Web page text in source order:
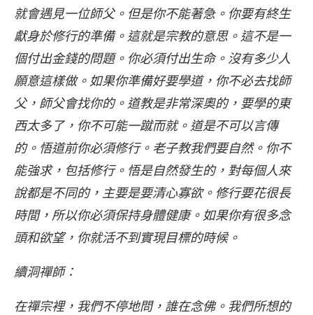
就會遇見一位師父。但是你不能著急。你要有終生
獻身於修行的準備。這就是宗教的意思。這不是一
個付出金錢的問題。你必須付出生命。沒有多少人
願意這樣做。如果你準備好要學道，你不必去找師
父，師父會找你的。道教是非常深奧的，要學的東
西太多了，你不可能一蹴而就。道是不可以言傳
的。悟道前你必須修行。老子教我們要自然。你不
能強求，包括修行。悟是自然發生的，對每個人來
說都是不同的，主要是要清心寡欲。修行要花很長
時間，所以你必須保持身體健康。如果你有很多念
頭和欲望，你就活不到實現目標的時候。
續洞禪師：
在禪宗裡，我們不停地問，誰在念佛。我們所想的